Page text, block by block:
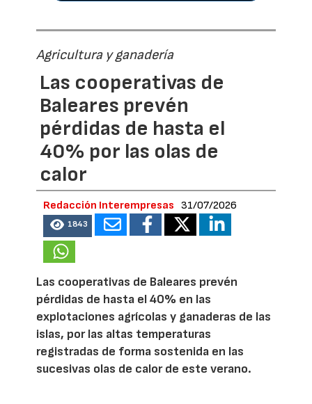
Agricultura y ganadería
Las cooperativas de
Baleares prevén
pérdidas de hasta el
40% por las olas de
calor
Redacción Interempresas 31/07/2026
1843
Las cooperativas de Baleares prevén
pérdidas de hasta el 40% en las
explotaciones agrícolas y ganaderas de las
islas, por las altas temperaturas
registradas de forma sostenida en las
sucesivas olas de calor de este verano.